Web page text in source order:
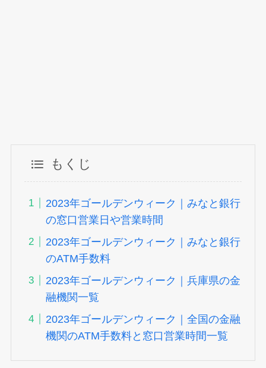
もくじ
2023年ゴールデンウィーク｜みなと銀行
の窓口営業日や営業時間
2023年ゴールデンウィーク｜みなと銀行
のATM手数料
2023年ゴールデンウィーク｜兵庫県の金
融機関一覧
2023年ゴールデンウィーク｜全国の金融
機関のATM手数料と窓口営業時間一覧